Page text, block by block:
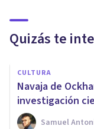
Quizás te
CULTURA
Navaja de
investigación
Samuel